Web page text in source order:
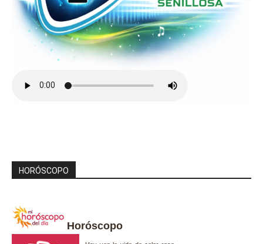
HORÓSCOPO
Horóscopo